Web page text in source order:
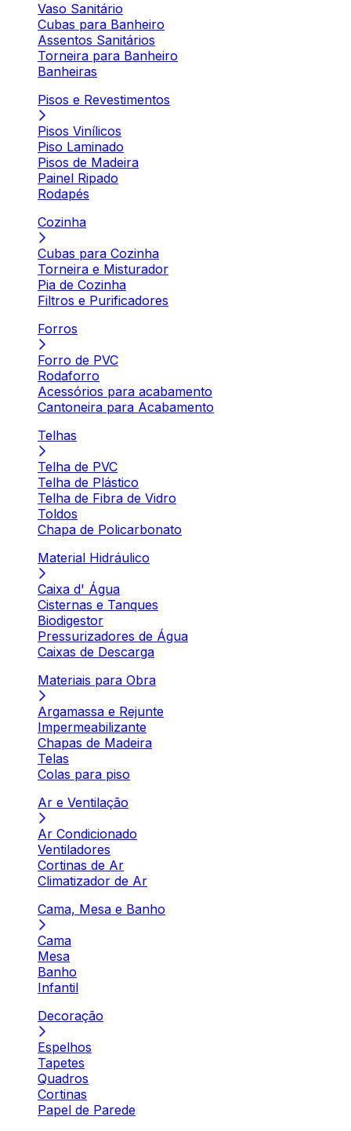
Vaso Sanitário
Cubas para Banheiro
Assentos Sanitários
Torneira para Banheiro
Banheiras
Pisos e Revestimentos
Pisos Vinílicos
Piso Laminado
Pisos de Madeira
Painel Ripado
Rodapés
Cozinha
Cubas para Cozinha
Torneira e Misturador
Pia de Cozinha
Filtros e Purificadores
Forros
Forro de PVC
Rodaforro
Acessórios para acabamento
Cantoneira para Acabamento
Telhas
Telha de PVC
Telha de Plástico
Telha de Fibra de Vidro
Toldos
Chapa de Policarbonato
Material Hidráulico
Caixa d' Água
Cisternas e Tanques
Biodigestor
Pressurizadores de Água
Caixas de Descarga
Materiais para Obra
Argamassa e Rejunte
Impermeabilizante
Chapas de Madeira
Telas
Colas para piso
Ar e Ventilação
Ar Condicionado
Ventiladores
Cortinas de Ar
Climatizador de Ar
Cama, Mesa e Banho
Cama
Mesa
Banho
Infantil
Decoração
Espelhos
Tapetes
Quadros
Cortinas
Papel de Parede